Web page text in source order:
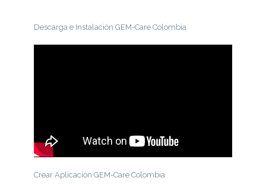
Descarga e Instalación GEM-Care Colombia
Crear Aplicación GEM-Care Colombia